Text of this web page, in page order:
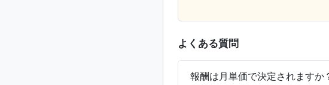
よくある質問
報酬は月単価で決定されますか